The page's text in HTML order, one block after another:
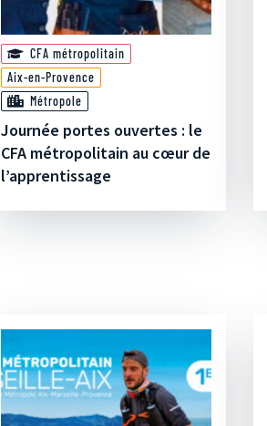
CFA métropolitain
Aix-en-Provence
Métropole
Journée portes ouvertes : le
CFA métropolitain au cœur de
l’apprentissage